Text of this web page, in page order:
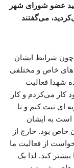
عضو شورای شهر
می‌گفتند
چون شرایط ایشان
خاص و مختلفی
شهدا فعالیت
کار می‌کردم و کار
ای ثبت کنم و تا
به ایشان
خاص بود. خارج از
از فعالیت ما
کند. لذا یک